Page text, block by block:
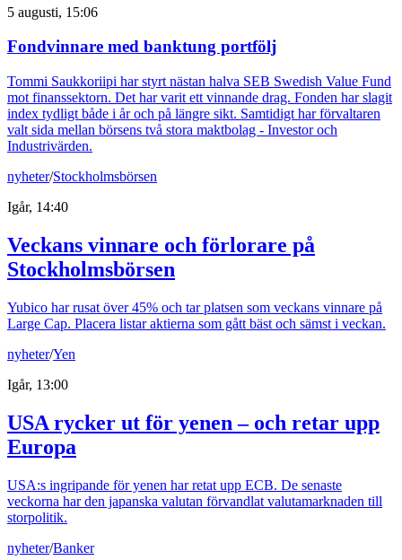
5 augusti, 15:06
Fondvinnare med banktung portfölj
Tommi Saukkoriipi har styrt nästan halva SEB Swedish Value Fund
mot finanssektorn. Det har varit ett vinnande drag. Fonden har slagit
index tydligt både i år och på längre sikt. Samtidigt har förvaltaren
valt sida mellan börsens två stora maktbolag - Investor och
Industrivärden.
nyheter/Stockholmsbörsen
Igår, 14:40
Veckans vinnare och förlorare på
Stockholmsbörsen
Yubico har rusat över 45% och tar platsen som veckans vinnare på
Large Cap. Placera listar aktierna som gått bäst och sämst i veckan.
nyheter/Yen
Igår, 13:00
USA rycker ut för yenen – och retar upp
Europa
USA:s ingripande för yenen har retat upp ECB. De senaste
veckorna har den japanska valutan förvandlat valutamarknaden till
storpolitik.
nyheter/Banker